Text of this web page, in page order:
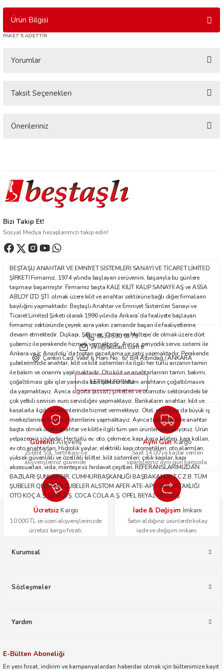
Ürün Bilgisi
PAKET 5 ADETTİR
Yorumlar
Bu ürüne ilk yorumu siz yapın!
Taksit Seçenekleri
Önerileriniz
Ürün resmi kalitesiz, bozuk veya görüntülenemiyor.
Ürün bilgilerinde hatalar bulunuyor.
Bu ürüne benzer farklı alternatifler olmalı.
Gönder
Bizi Takip Et!
Sosyal Medya hesaplarımızı takip edin!
BEŞTAŞLI ANAHTAR VE EMNİYET SİSTEMLERİ SANAYİ VE TİCARET LİMİTED
ŞİRKETİ Firmamız, 1974 yılında başlayan serüvenini, başarıyla bu günlere
taşımayı başarmıştır. Firmamız başta KALE KİLİT KALIP SANAYİİ AŞ ve ASSA
ABLOY LTD ŞTİ. olmak üzere kilit ve anahtar sektörüne bağlı diğer firmaların
bayiliğini yapmaktadır. Beştaşlı Anahtar ve Emniyet Sistemleri Sanayi ve
Ticaret Limited Şirketi olarak 1996 yılında Ankara`da faaliyete başlayan
firmamız sektöründe çeyrek asra yakın zamandır başarı ile faaliyetlerine
devam etmektedir. Dışkapı, Şaşmaz, Ostim ve Maltepe’de olmak üzere dört
şubemiz ile perakende hizmeti vermektedir. Ayrıca, periyodik servis sistemi ile
Ankara ve İç Anadolu`da toptan pazarlama ve satış yapmaktadır. Perakende
şubelerimizde anahtar, kilit ve kilit sistemleri ile ilgili her türlü arızanın tamiri
ile bakım ve onarımı yapılmaktadır. Oto kilit ve anahtarlarının tamiri, bakımı,
çoğaltılması gibi işler yanında immobilizer sistem anahtarın çoğaltılmasını
da yapmaktayız. Ayrıca sigorta (assist) şirketleri ve otomotiv sektöründeki bir
çok yetkili servisin euro servisliğini yapmaktayız. Bankaların anahtar, kilit ve
kasalarla ilgili problemlerinde hizmet vermekteyiz. Otel, motel ya da büyük iş
merkezlerinin master sistemlerini yapmaktayız. Ayrıca toptan kilit ve anahtar
başta olmak üzere anahtar ve kilitle ilgili tüm yan ürünleri pazarlıyoruz. Ürün
yelpazemiz şöyledir: Her türlü ev, oto, çekmece, kapı, kasa kilitleri, kapı kolları,
ev oto anahtarları. Hidrolik yaylar, elektrikli kapı otomatikleri, oto alarmları,
yüksek güvenlikli ve özellikli kilitler, kilit sistemleri; çelik kapılar, kapı
aksesuarları, vida, menteşe vs hırdavat çeşitleri. REFERANSLARIMIZDAN
BAZILARI ŞUNLARDIR; CUMHURBAŞKANLIĞI BAŞBAKANLIK T.C.Z.B. TÜM
ŞUBELER QNB TÜM ŞUBELER ALSTOM AFER-ATE-APU ADİ ORTAKLIĞI
OTO KOÇ A.Ş. OPİS A.Ş. COCA COLA A.Ş. OPEL BEYAZ FİLO A.Ş.
0533 590 93 75
info@bestasli.com.tr
Çankırı Cad. Vakıf İş Hanı No : 67 B/4 Altındağ / ANKARA
İLETİŞİM FORMU
GüvenliAlışveriş
256Bit SSL Sertifikası ile
alışverişleriniz güvende.
Aynı GünKargo
Saat 14.00'ya kadar verilen
siparişleriniz aynı gün kargoda.
Ücretsiz Kargo
10.000 TL ve üzeri alışverişlerinizde
ücretsiz kargo fırsatı.
İade & Değişim İmkanı
Satın aldığınız ürünlerde kolay
iade ve değişim imkanı.
Kurumsal
Sözleşmeler
Yardım
E-Bülten Aboneliği
En yeni fırsat, indirim ve kampanyalardan haberdar olmak için bültenimize kayıt